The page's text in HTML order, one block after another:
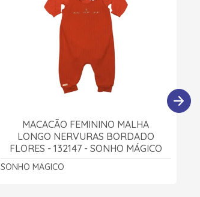
MACACÃO FEMININO MALHA
LONGO NERVURAS BORDADO
FLORES - 132147 - SONHO MÁGICO
SONHO MAGICO